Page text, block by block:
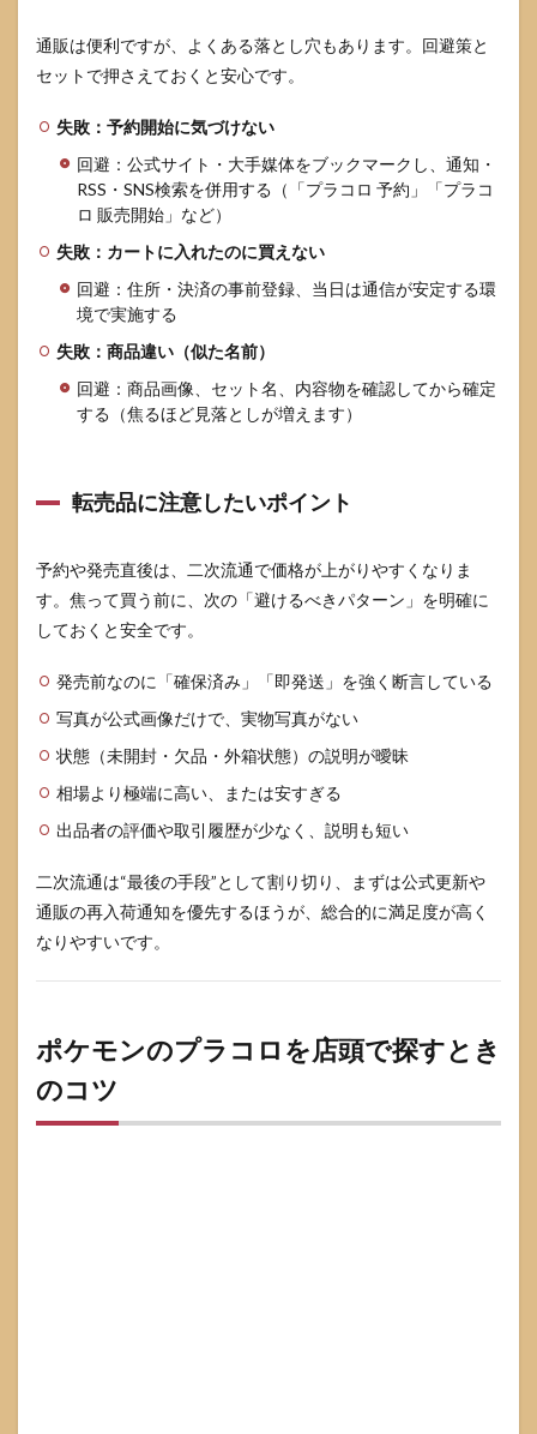
通販は便利ですが、よくある落とし穴もあります。回避策と
セットで押さえておくと安心です。
失敗：予約開始に気づけない
回避：公式サイト・大手媒体をブックマークし、通知・
RSS・SNS検索を併用する（「プラコロ 予約」「プラコ
ロ 販売開始」など）
失敗：カートに入れたのに買えない
回避：住所・決済の事前登録、当日は通信が安定する環
境で実施する
失敗：商品違い（似た名前）
回避：商品画像、セット名、内容物を確認してから確定
する（焦るほど見落としが増えます）
転売品に注意したいポイント
予約や発売直後は、二次流通で価格が上がりやすくなりま
す。焦って買う前に、次の「避けるべきパターン」を明確に
しておくと安全です。
発売前なのに「確保済み」「即発送」を強く断言している
写真が公式画像だけで、実物写真がない
状態（未開封・欠品・外箱状態）の説明が曖昧
相場より極端に高い、または安すぎる
出品者の評価や取引履歴が少なく、説明も短い
二次流通は“最後の手段”として割り切り、まずは公式更新や
通販の再入荷通知を優先するほうが、総合的に満足度が高く
なりやすいです。
ポケモンのプラコロを店頭で探すとき
のコツ